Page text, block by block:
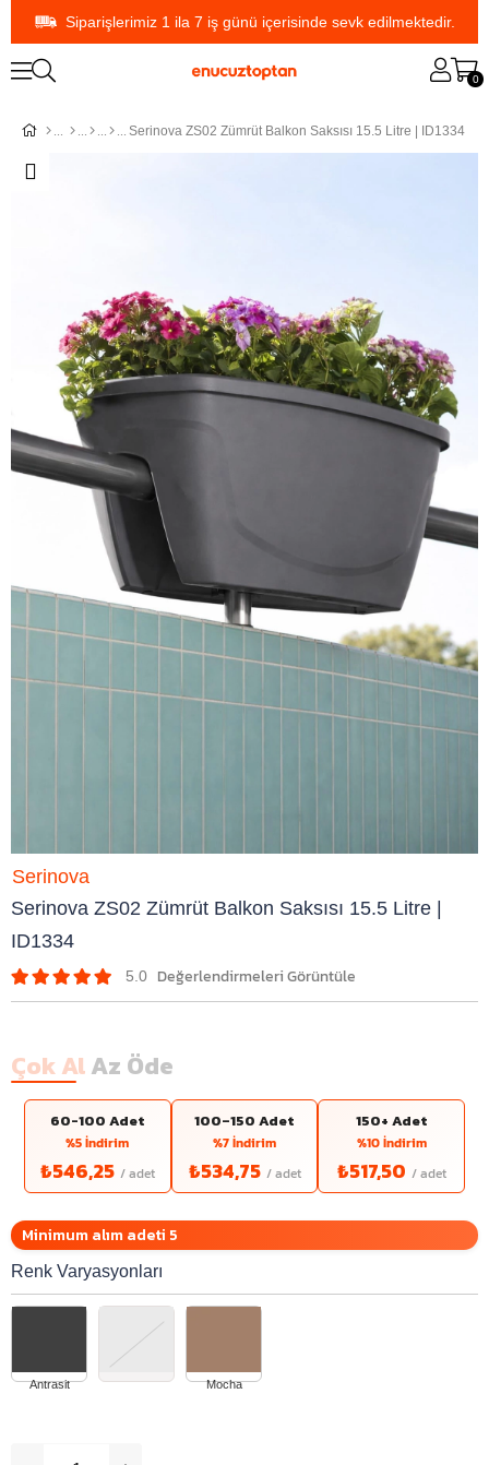
Siparişlerimiz 1 ila 7 iş günü içerisinde sevk edilmektedir.
0
Serinova ZS02 Zümrüt Balkon Saksısı 15.5 Litre | ID1334
Serinova ZS02 Zümrüt Balkon Saksısı 15.5 Litre |
ID1334
5.0
Serinova
Çok AlAz Öde
60-100 Adet
%5 İndirim
₺546,25
100–150 Adet
%7 İndirim
₺534,75
150+ Adet
%10 İndirim
₺517,50
Minimum alım adeti 5
Renk Varyasyonları